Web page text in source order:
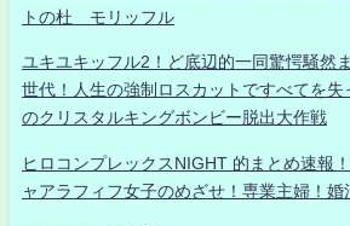
トの杜 モリッフル
ユキユキッフル2！ど底辺的一同驚愕騒然
世代！人生の強制ロスカットですべてを失
のクリスタルキングボンビー脱出大作戦
ヒロコンプレックスNIGHT 的まとめ速報
ャアラフィフ女子のめざせ！専業主婦！婚